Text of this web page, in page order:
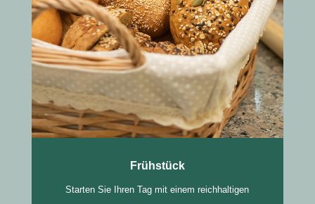
Frühstück
Starten Sie Ihren Tag mit einem reichhaltigen